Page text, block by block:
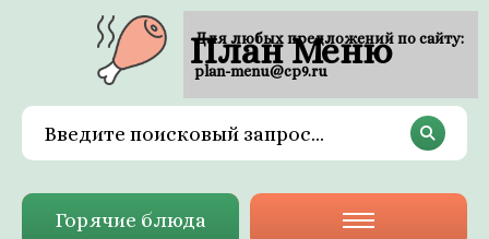
План Меню
Горячие блюда
Для любых предложений по сайту:
plan-menu@cp9.ru